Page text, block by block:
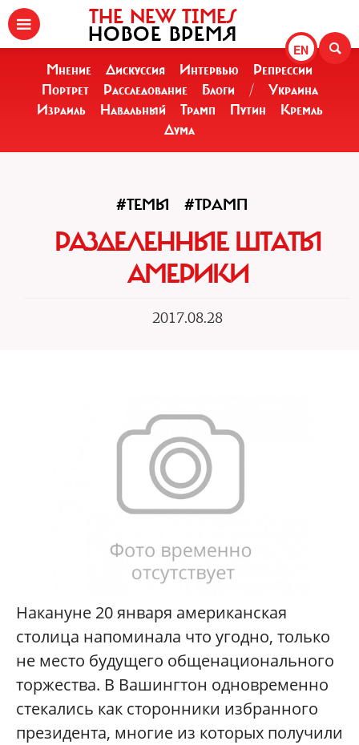
EN
THE NEW TIMES
НОВОЕ ВРЕМЯ
Мнение Дискуссия Интервью
Репрессии
Портрет
Расследование Блоги /
Украина
Израиль
Навальный Трамп Путин
Кремль
Дума
#ТЕМЫ #ТРАМП
РАЗДЕЛЕННЫЕ ШТАТЫ
АМЕРИКИ
2017.08.28
Накануне 20 января американская
столица напоминала что угодно, только
не место будущего общенационального
торжества. В Вашингтон одновременно
стекались как сторонники избранного
президента, многие из которых получили